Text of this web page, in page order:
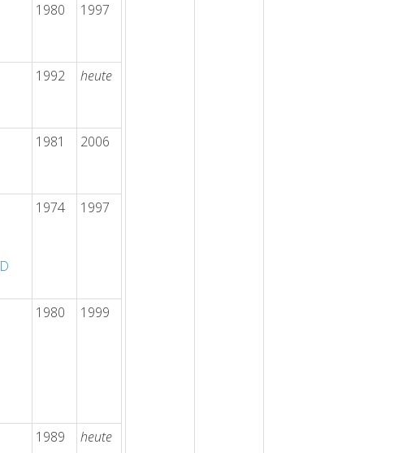
1980 1997
1992 heute
1981 2006
D
1974 1997
1980 1999
1989 heute